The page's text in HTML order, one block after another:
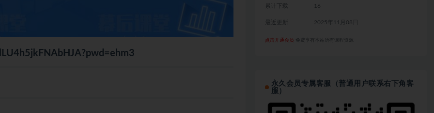
累计下载 16
最近更新 2025年11月08日
点击开通会员 免费享有本站所有课程资源
永久会员专属客服（普通用户联系右下角客
服）